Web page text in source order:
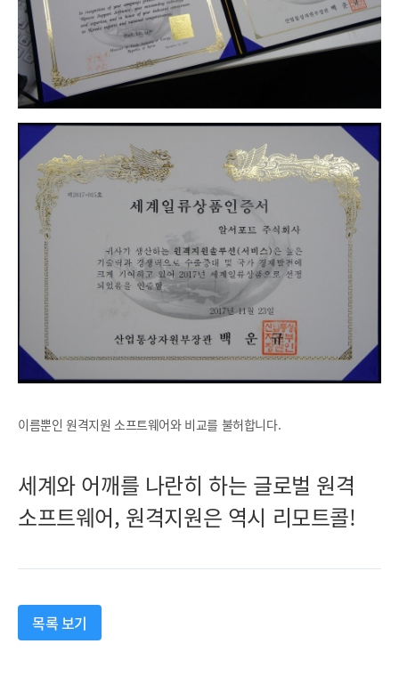
이름뿐인 원격지원 소프트웨어와 비교를 불허합니다.
세계와 어깨를 나란히 하는 글로벌 원격
소프트웨어, 원격지원은 역시 리모트콜!
목록 보기